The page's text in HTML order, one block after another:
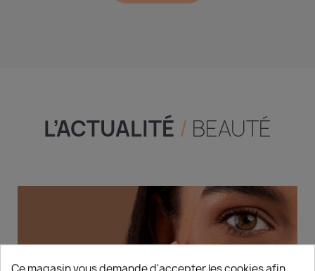
L’ACTUALITÉ / BEAUTÉ